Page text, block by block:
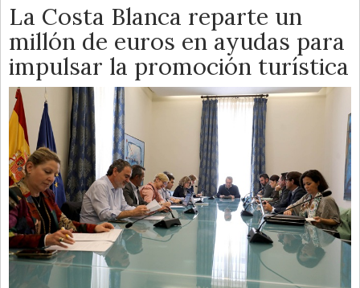
La Costa Blanca reparte un
millón de euros en ayudas para
impulsar la promoción turística